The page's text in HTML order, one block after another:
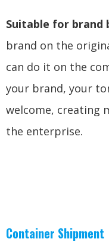
Suitable for brand
brand on the
can do it on the
your brand, your
welcome, creating
the enterprise.
Container Shipment